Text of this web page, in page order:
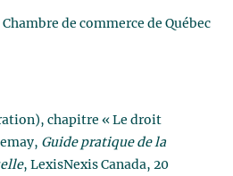
de commerce de Québec
chapitre « Le droit
Guide pratique de la
, LexisNexis Canada, 20